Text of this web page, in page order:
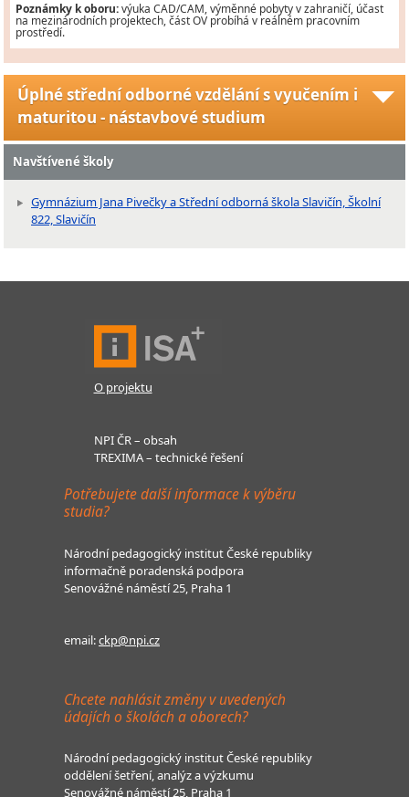
Poznámky k oboru:výuka CAD/CAM, výměnné pobyty v zahraničí, účast
na mezinárodních projektech, část OV probíhá v reálném pracovním
prostředí.
Úplné střední odborné vzdělání s vyučením i
maturitou - nástavbové studium
Navštívené školy
Gymnázium Jana Pivečky a Střední odborná škola Slavičín, Školní
822, Slavičín
O projektu
NPI ČR – obsah
TREXIMA – technické řešení
Potřebujete další informace k výběru
studia?
Národní pedagogický institut České republiky
informačně poradenská podpora
Senovážné náměstí 25, Praha 1
email:ckp@npi.cz
Chcete nahlásit změny v uvedených
údajích o školách a oborech?
Národní pedagogický institut České republiky
oddělení šetření, analýz a výzkumu
Senovážné náměstí 25, Praha 1